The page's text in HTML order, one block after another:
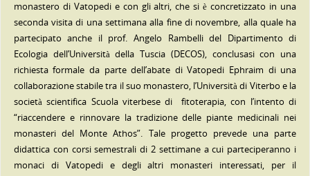
monastero di Vatopedi e con gli altri, che si è concretizzato in una
seconda visita di una settimana alla fine di novembre, alla quale ha
partecipato anche il prof. Angelo Rambelli del Dipartimento di
Ecologia dell’Università della Tuscia (DECOS), conclusasi con una
richiesta formale da parte dell’abate di Vatopedi Ephraim di una
collaborazione stabile tra il suo monastero, l’Università di Viterbo e la
società scientifica Scuola viterbese di fitoterapia, con l’intento di
“riaccendere e rinnovare la tradizione delle piante medicinali nei
monasteri del Monte Athos”. Tale progetto prevede una parte
didattica con corsi semestrali di 2 settimane a cui parteciperanno i
monaci di Vatopedi e degli altri monasteri interessati, per il